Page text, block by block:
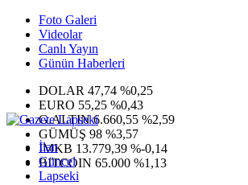
Foto Galeri
Videolar
Canlı Yayın
Günün Haberleri
DOLAR 47,74 %0,25
EURO 55,25 %0,43
G.ALTIN6.660,55 %2,59
GÜMÜŞ 98 %3,57
IMKB 13.779,39 %-0,14
BITCOIN 65.000 %1,13
İlan
Güncel
Lapseki